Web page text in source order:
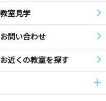
教室見学
お問い合わせ
お近くの教室を探す